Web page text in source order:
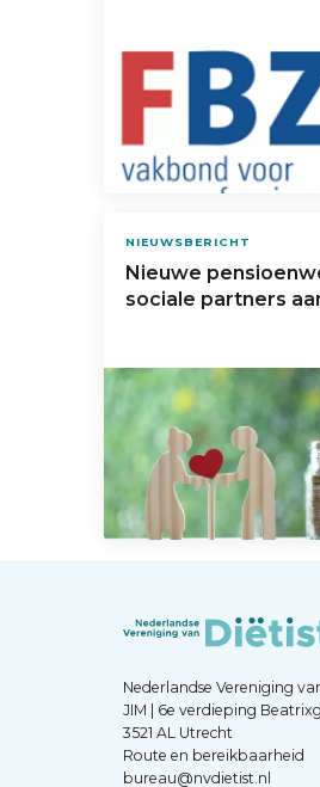
NIEUWSBERICHT
Nieuwe
sociale partners
Nederlandse Vereniging
JIM | 6e verdieping
3521 AL Utrecht
Route en bereikbaarheid
bureau@nvdietist.nl